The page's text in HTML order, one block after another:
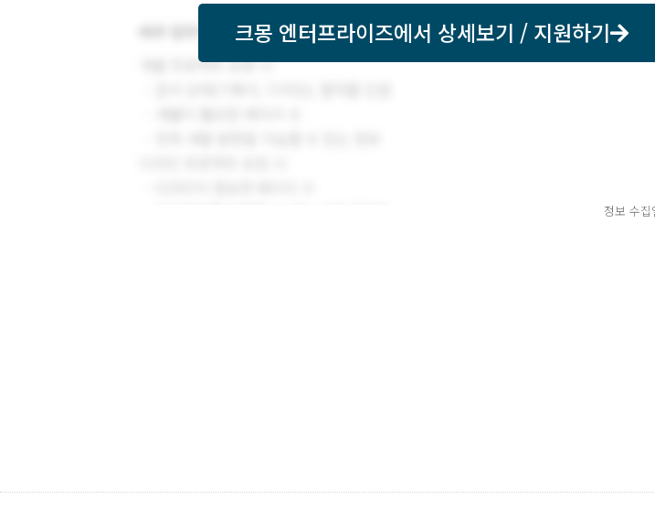
크몽 엔터프라이즈에서 상세보기 / 지원하기
정보 수